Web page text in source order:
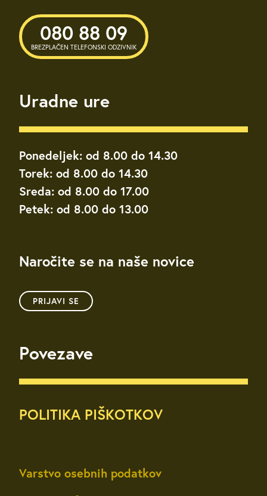
080 88 09
BREZPLAČEN TELEFONSKI ODZIVNIK
Uradne ure
Ponedeljek: od 8.00 do 14.30
Torek: od 8.00 do 14.30
Sreda: od 8.00 do 17.00
Petek: od 8.00 do 13.00
Naročite se na naše novice
PRIJAVI SE
Povezave
POLITIKA PIŠKOTKOV
Varstvo osebnih podatkov